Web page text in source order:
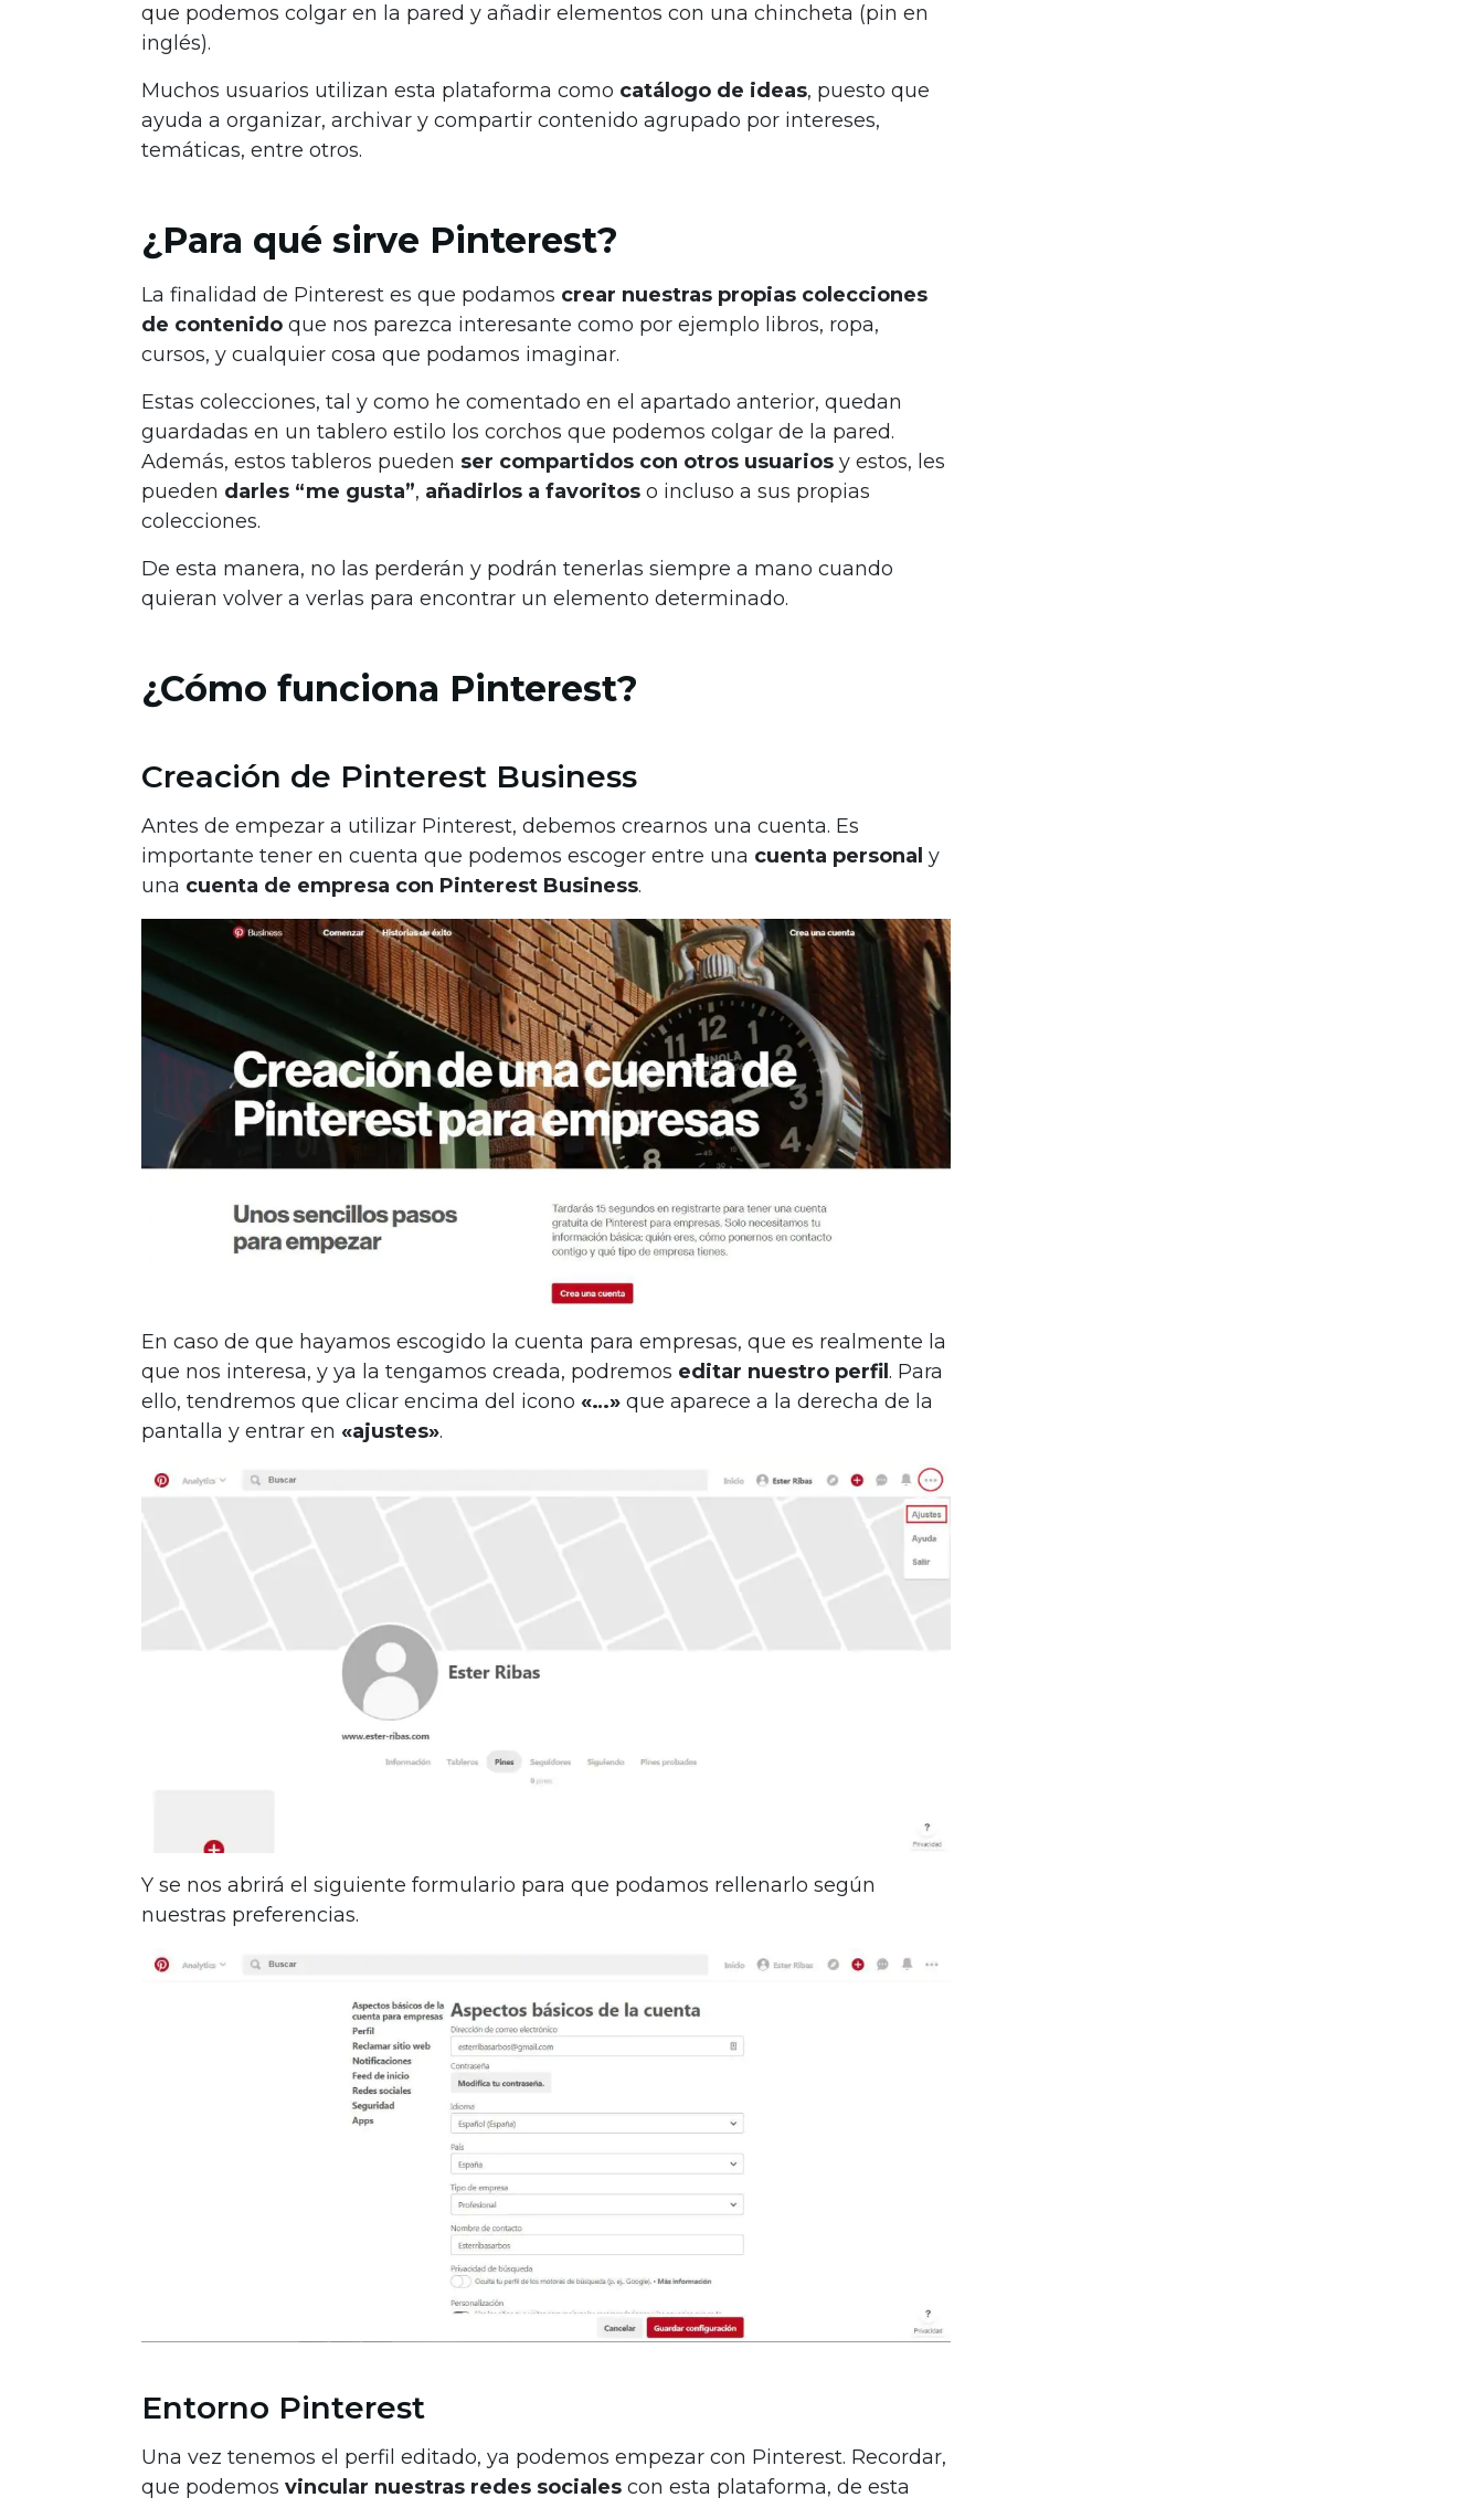
que podemos colgar en la pared y añadir elementos con una chincheta (pin en
inglés).
Muchos usuarios utilizan esta plataforma como catálogo de ideas, puesto que
ayuda a organizar, archivar y compartir contenido agrupado por intereses,
temáticas, entre otros.
¿Para qué sirve Pinterest?
La finalidad de Pinterest es que podamos crear nuestras propias colecciones
de contenido que nos parezca interesante como por ejemplo libros, ropa,
cursos, y cualquier cosa que podamos imaginar.
Estas colecciones, tal y como he comentado en el apartado anterior, quedan
guardadas en un tablero estilo los corchos que podemos colgar de la pared.
Además, estos tableros pueden ser compartidos con otros usuarios y estos, les
pueden darles “me gusta”, añadirlos a favoritos o incluso a sus propias
colecciones.
De esta manera, no las perderán y podrán tenerlas siempre a mano cuando
quieran volver a verlas para encontrar un elemento determinado.
¿Cómo funciona Pinterest?
Creación de Pinterest Business
Antes de empezar a utilizar Pinterest, debemos crearnos una cuenta. Es
importante tener en cuenta que podemos escoger entre una cuenta personal y
una cuenta de empresa con Pinterest Business.
En caso de que hayamos escogido la cuenta para empresas, que es realmente la
que nos interesa, y ya la tengamos creada, podremos editar nuestro perfil. Para
ello, tendremos que clicar encima del icono «…» que aparece a la derecha de la
pantalla y entrar en «ajustes».
Y se nos abrirá el siguiente formulario para que podamos rellenarlo según
nuestras preferencias.
Entorno Pinterest
Una vez tenemos el perfil editado, ya podemos empezar con Pinterest. Recordar,
que podemos vincular nuestras redes sociales con esta plataforma, de esta